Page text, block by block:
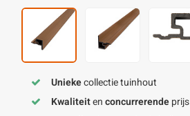
Uniekecollectie tuinhout
Kwaliteitenconcurrerendeprijs